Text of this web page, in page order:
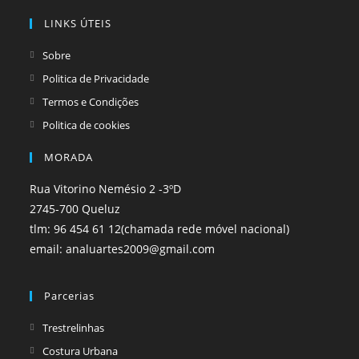
tab
LINKS ÚTEIS
Sobre
Politica de Privacidade
Termos e Condições
Politica de cookies
MORADA
Rua Vitorino Nemésio 2 -3ºD
2745-700 Queluz
tlm: 96 454 61 12(chamada rede móvel nacional)
email: analuartes2009@gmail.com
Parcerias
TrestrelinhasOpens
in
Costura UrbanaOpens